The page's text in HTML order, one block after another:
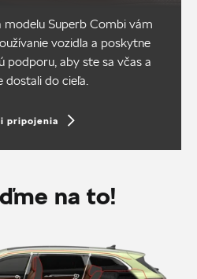
Superb Combi vám
vozidla a poskytne
podporu, aby ste sa včas a
dostali do cieľa.
pripojenia
na to!